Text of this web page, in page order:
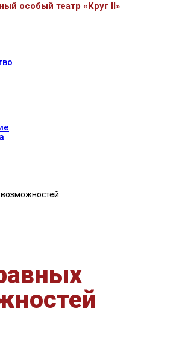
особый театр «Круг II»